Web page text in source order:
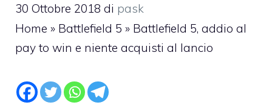
30 Ottobre 2018 di pask
Home » Battlefield 5 » Battlefield 5, addio al
pay to win e niente acquisti al lancio